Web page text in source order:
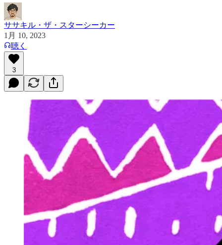
ササキル・ザ・スターシーカー
1月 10, 2023
聴く
3